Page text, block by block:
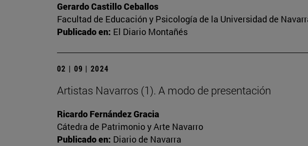
Gerardo Castillo Ceballos
Facultad de Educación y Psicología de la Universidad de
Publicado en: El Diario Montañés
02 | 09 | 2024
Artistas Navarros (1). A modo de presentación
Ricardo Fernández Gracia
Cátedra de Patrimonio y Arte Navarro
Publicado en: Diario de Navarra